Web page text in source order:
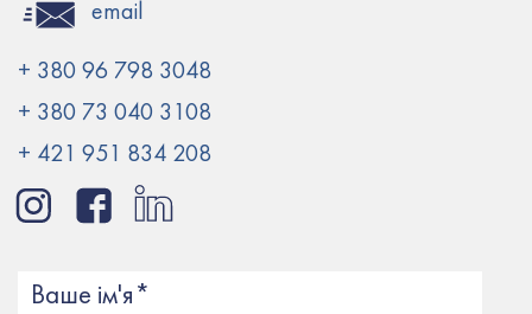
email
+ 380 96 798 3048
+ 380 73 040 3108
+ 421 951 834 208